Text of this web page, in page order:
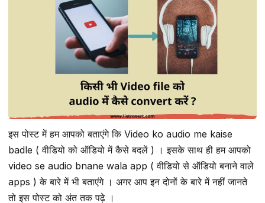
इस पोस्ट में हम आपको बताएंगे कि Video ko audio me kaise
badle ( वीडियो को ऑडियो में कैसे बदलें ) । इसके साथ ही हम आपको
video se audio bnane wala app ( वीडियो से ऑडियो बनाने वाले
apps ) के बारे में भी बताएंगे । अगर आप इन दोनों के बारे में नहीं जानते
तो इस पोस्ट को अंत तक पढ़े ।